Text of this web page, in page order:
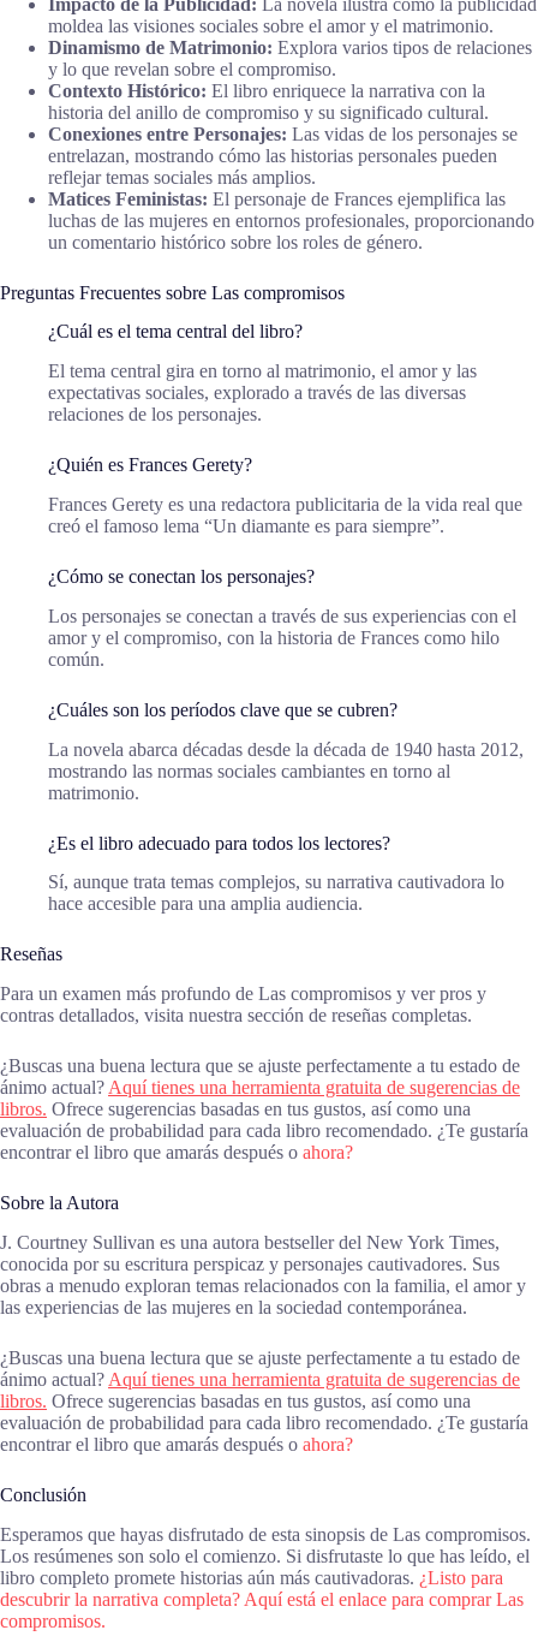
moldea las visiones sociales sobre el amor y el matrimonio.
Dinamismo de Matrimonio: Explora varios tipos de relaciones
y lo que revelan sobre el compromiso.
Contexto Histórico: El libro enriquece la narrativa con la
historia del anillo de compromiso y su significado cultural.
Conexiones entre Personajes: Las vidas de los personajes se
entrelazan, mostrando cómo las historias personales pueden
reflejar temas sociales más amplios.
Matices Feministas: El personaje de Frances ejemplifica las
luchas de las mujeres en entornos profesionales, proporcionando
un comentario histórico sobre los roles de género.
Preguntas Frecuentes sobre Las compromisos
¿Cuál es el tema central del libro?
El tema central gira en torno al matrimonio, el amor y las
expectativas sociales, explorado a través de las diversas
relaciones de los personajes.
¿Quién es Frances Gerety?
Frances Gerety es una redactora publicitaria de la vida real que
creó el famoso lema “Un diamante es para siempre”.
¿Cómo se conectan los personajes?
Los personajes se conectan a través de sus experiencias con el
amor y el compromiso, con la historia de Frances como hilo
común.
¿Cuáles son los períodos clave que se cubren?
La novela abarca décadas desde la década de 1940 hasta 2012,
mostrando las normas sociales cambiantes en torno al
matrimonio.
¿Es el libro adecuado para todos los lectores?
Sí, aunque trata temas complejos, su narrativa cautivadora lo
hace accesible para una amplia audiencia.
Reseñas
Para un examen más profundo de Las compromisos y ver pros y
contras detallados, visita nuestra sección de reseñas completas.
¿Buscas una buena lectura que se ajuste perfectamente a tu estado de
ánimo actual? Aquí tienes una herramienta gratuita de sugerencias de
libros. Ofrece sugerencias basadas en tus gustos, así como una
evaluación de probabilidad para cada libro recomendado. ¿Te gustaría
encontrar el libro que amarás después o ahora?
Sobre la Autora
J. Courtney Sullivan es una autora bestseller del New York Times,
conocida por su escritura perspicaz y personajes cautivadores. Sus
obras a menudo exploran temas relacionados con la familia, el amor y
las experiencias de las mujeres en la sociedad contemporánea.
¿Buscas una buena lectura que se ajuste perfectamente a tu estado de
ánimo actual? Aquí tienes una herramienta gratuita de sugerencias de
libros. Ofrece sugerencias basadas en tus gustos, así como una
evaluación de probabilidad para cada libro recomendado. ¿Te gustaría
encontrar el libro que amarás después o ahora?
Conclusión
Esperamos que hayas disfrutado de esta sinopsis de Las compromisos.
Los resúmenes son solo el comienzo. Si disfrutaste lo que has leído, el
libro completo promete historias aún más cautivadoras. ¿Listo para
descubrir la narrativa completa? Aquí está el enlace para comprar Las
compromisos.